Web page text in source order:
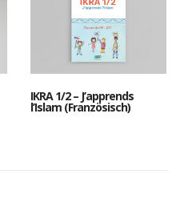
IKRA 1/2 – J’apprends
l’Islam (Französisch)